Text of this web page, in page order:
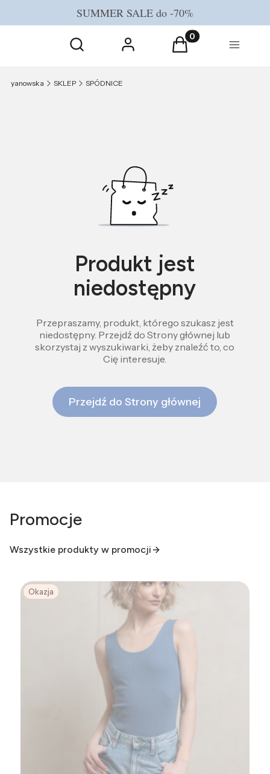
SUMMER SALE do -70%
Otwórz wyszukiwarkę
Szukaj Zaloguj się Produkty w
Koszyk Menu
yanowska SKLEP SPÓDNICE
Produkt jest
niedostępny
Przepraszamy, produkt, którego szukasz jest
niedostępny. Przejdź do Strony głównej lub
skorzystaj z wyszukiwarki, żeby znaleźć to, co
Cię interesuje.
Przejdź do Strony głównej
Promocje
Wszystkie produkty w promocji
Okazja